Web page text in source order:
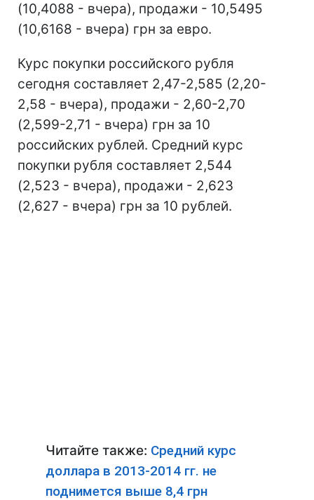
(10,4088 - вчера), продажи - 10,5495
(10,6168 - вчера) грн за евро.
Курс покупки российского рубля
сегодня составляет 2,47-2,585 (2,20-
2,58 - вчера), продажи - 2,60-2,70
(2,599-2,71 - вчера) грн за 10
российских рублей. Средний курс
покупки рубля составляет 2,544
(2,523 - вчера), продажи - 2,623
(2,627 - вчера) грн за 10 рублей.
Читайте также: Средний курс
доллара в 2013-2014 гг. не
поднимется выше 8,4 грн